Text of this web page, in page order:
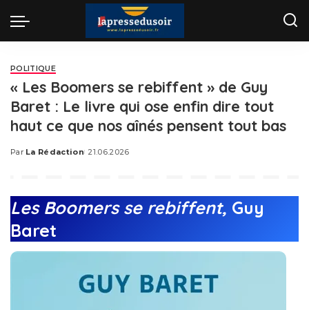
POLITIQUE
« Les Boomers se rebiffent » de Guy
Baret : Le livre qui ose enfin dire tout
haut ce que nos aînés pensent tout bas
Posted
Par La Rédaction 21.06.2026
Les Boomers se rebiffent, Guy
Baret